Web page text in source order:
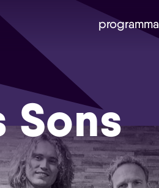
programma
Sons